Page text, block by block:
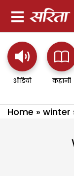
ऑडियो कहानी
Home » winter